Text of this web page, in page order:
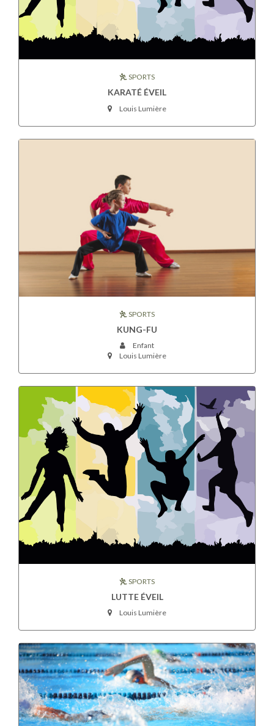
SPORTS
KARATÉ ÉVEIL
Louis Lumière
SPORTS
KUNG-FU
Enfant
Louis Lumière
SPORTS
LUTTE ÉVEIL
Louis Lumière